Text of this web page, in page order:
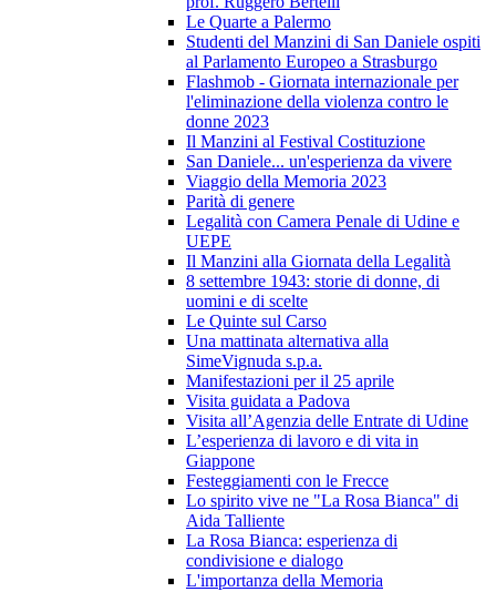
Le Quarte a Palermo
Studenti del Manzini di San Daniele ospiti
al Parlamento Europeo a Strasburgo
Flashmob - Giornata internazionale per
l'eliminazione della violenza contro le
donne 2023
Il Manzini al Festival Costituzione
San Daniele... un'esperienza da vivere
Viaggio della Memoria 2023
Parità di genere
Legalità con Camera Penale di Udine e
UEPE
Il Manzini alla Giornata della Legalità
8 settembre 1943: storie di donne, di
uomini e di scelte
Le Quinte sul Carso
Una mattinata alternativa alla
SimeVignuda s.p.a.
Manifestazioni per il 25 aprile
Visita guidata a Padova
Visita all’Agenzia delle Entrate di Udine
L’esperienza di lavoro e di vita in
Giappone
Festeggiamenti con le Frecce
Lo spirito vive ne "La Rosa Bianca" di
Aida Talliente
La Rosa Bianca: esperienza di
condivisione e dialogo
L'importanza della Memoria